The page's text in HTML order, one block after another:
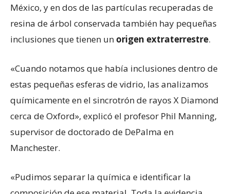
México, y en dos de las partículas recuperadas de
resina de árbol conservada también hay pequeñas
inclusiones que tienen un origen extraterrestre.
«Cuando notamos que había inclusiones dentro de
estas pequeñas esferas de vidrio, las analizamos
químicamente en el sincrotrón de rayos X Diamond
cerca de Oxford», explicó el profesor Phil Manning,
supervisor de doctorado de DePalma en
Manchester.
«Pudimos separar la química e identificar la